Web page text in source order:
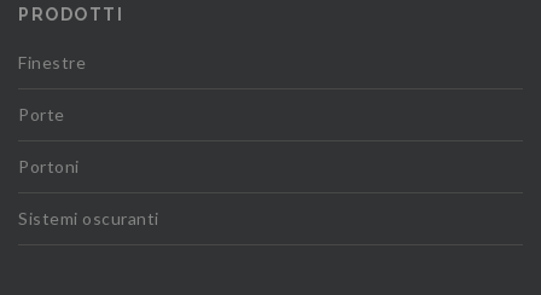
PRODOTTI
Finestre
Porte
Portoni
Sistemi oscuranti